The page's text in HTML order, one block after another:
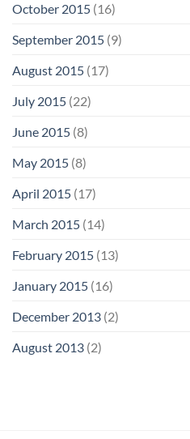
October 2015 (16)
September 2015 (9)
August 2015 (17)
July 2015 (22)
June 2015 (8)
May 2015 (8)
April 2015 (17)
March 2015 (14)
February 2015 (13)
January 2015 (16)
December 2013 (2)
August 2013 (2)